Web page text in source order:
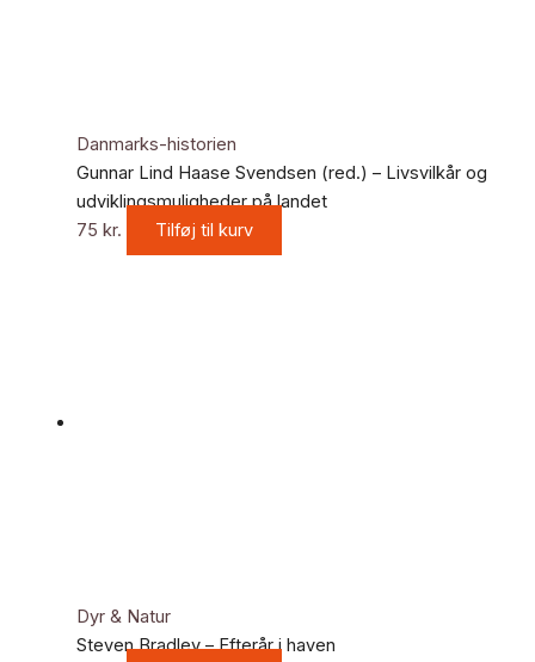
Danmarks-historien
Gunnar Lind Haase Svendsen (red.) – Livsvilkår og
udviklingsmuligheder på landet
75 kr. Tilføj til kurv
Dyr & Natur
Steven Bradley – Efterår i haven